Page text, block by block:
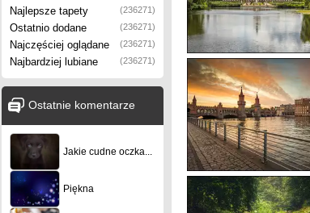
Najlepsze tapety (236271)
Ostatnio dodane (236271)
Najczęściej oglądane (236271)
Najbardziej lubiane (236271)
Ostatnie komentarze
Jakie cudne oczka...
Piękna